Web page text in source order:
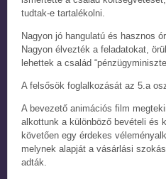
tudtak-e tartalékolni.
Nagyon jó hangulatú és hasznos
Nagyon élvezték a feladatokat,
lehettek a család
A felsősök foglalkozását az 5.a
A bevezető animációs film
alkottunk a különböző bevételi és
követően egy érdekes
melynek alapját a vásárlási
adták.